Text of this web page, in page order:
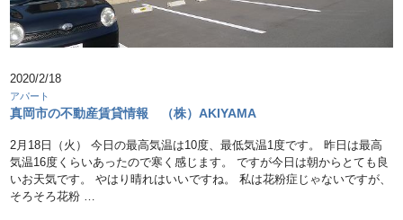
2020/2/18
アパート
真岡市の不動産賃貸情報 （株）AKIYAMA
2月18日（火） 今日の最高気温は10度、最低気温1度です。 昨日は最高
気温16度くらいあったので寒く感じます。 ですが今日は朝からとても良
いお天気です。 やはり晴れはいいですね。 私は花粉症じゃないですが、
そろそろ花粉 …